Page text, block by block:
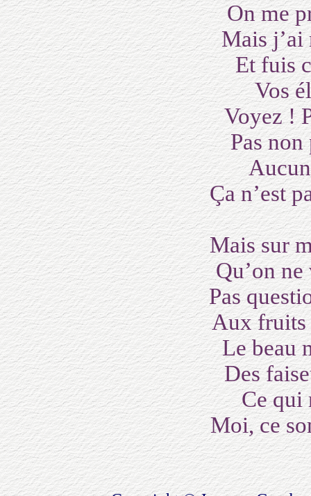
On me
Mais j’ai
Et fuis
Vos
Voyez !
Pas
Ça n’est
Mais sur
Qu’on
Pas
Aux
Le beau
Des
Ce qui
Moi, ce